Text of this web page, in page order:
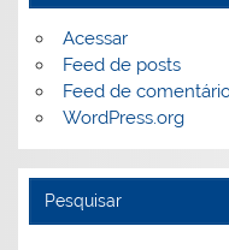
Acessar
Feed de posts
Feed de
WordPress.org
Pesquisar